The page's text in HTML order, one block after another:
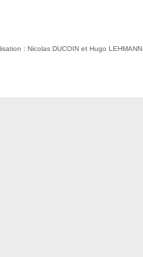
: Nicolas DUCOIN et Hugo LEHMANN